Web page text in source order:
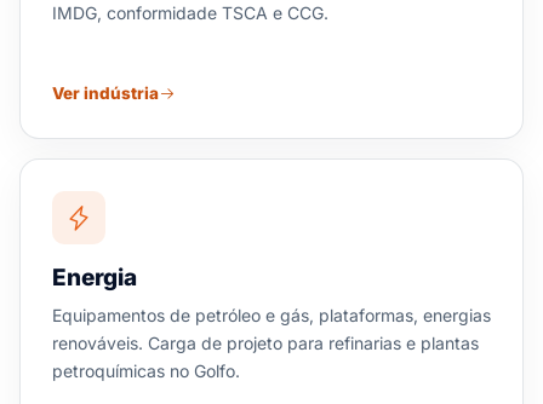
IMDG, conformidade TSCA e CCG.
Ver indústria
Energia
Equipamentos de petróleo e gás, plataformas, energias
renováveis. Carga de projeto para refinarias e plantas
petroquímicas no Golfo.